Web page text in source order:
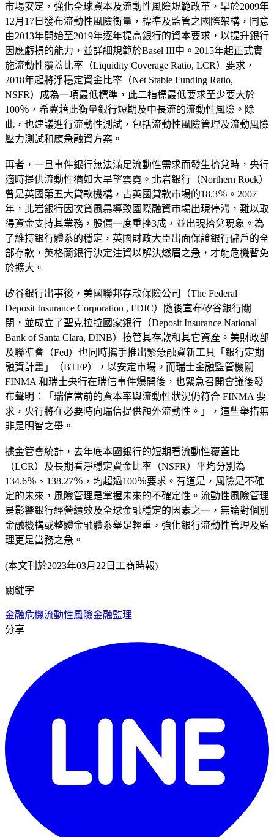
市場安定，強化全球資本及流動性風險規範改革，早於2009年
12月17日發布流動性風險衡量，標準及監管之國際架構，同意
由2013年開始至2019年逐年提高銀行的資本要求，以提升銀行
因應虧損的能力，並詳細規範於Basel III中。2015年起正式實
施流動性覆蓋比率（Liquidity Coverage Ratio, LCR）要求，
2018年起將淨穩定資金比率（Net Stable Funding Ratio,
NSFR）成為一項最低標準，此二指標最低要求至少要大於
100％，希冀藉此衡量銀行短期及中長流的流動性風險。除
此，也建議進行流動性測試，包括流動性風險管理及流動風險
壓力測試和應急融資方案。
再者，一旦事件銀行無法滿足流動性需求而發生擠兌時，央行
適時提供流動性猶如大旱望雲霓。北岩銀行（Northern Rock）
曾是英國第五大貸款機構，占英國貸款市場的18.3％。2007
年，北岩銀行因次貸風暴導致國際融資市場出現停滯，難以取
得資金支持其業務，股價一度重挫3成，並出現擠兌現象。為
了維持銀行體系的穩定，英國財政大臣出面保證銀行儲戶的全
部存款，英格蘭銀行決定注資以解決燃眉之急，才能危機暫免
於擴大。
矽谷銀行出事後，美國聯邦存款保險公司（The Federal
Deposit Insurance Corporation , FDIC）隨後宣布矽谷銀行關
閉，並成立了聖克拉拉國家銀行（Deposit Insurance National
Bank of Santa Clara, DINB）接管其存款和其它資產。美財政部
及聯準會（Fed）也同時攜手推出緊急融資新工具「銀行定期
融資計畫」（BTFP），以安定市場。而瑞士金融監管機關
FINMA 和瑞士央行在瑞信事件爆開後，也緊急召開會議後發
布聲明：「瑞信當前的資本率與流動性狀況仍符合 FINMA 要
求，央行將在必要時向瑞信提供額外流動性。」，這些舉措無
非是明智之舉。
據金管會統計，去年底本國銀行的短期看流動性覆蓋比
（LCR）及長期看淨穩定資金比率（NSFR）平均分別為
134.6％、138.27％，均超過100％要求。有道是，風險是不確
定的未來，風險管理是掌握未來的不確定性。流動性風險管理
是影響銀行經營績效及全球金融穩定的因素之一，無論對個別
金融機構或整體金融體系舉足輕重，強化銀行流動性管理及監
理更是當務之急。
(本文刊於2023年03月22日工商時報)
關鍵字
金融危機流動性風險金融監理
分享